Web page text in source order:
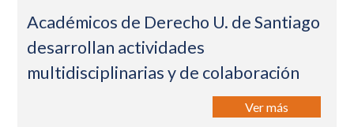
Académicos de Derecho U. de Santiago
desarrollan actividades
multidisciplinarias y de colaboración
Ver más